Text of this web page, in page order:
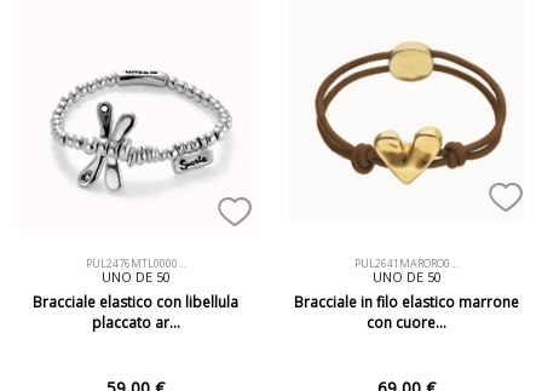
PUL2476MTL0000…
UNO DE 50
Bracciale elastico con libellula
placcato ar…
PUL2641MARORO0…
UNO DE 50
Bracciale in filo elastico marrone
con cuore…